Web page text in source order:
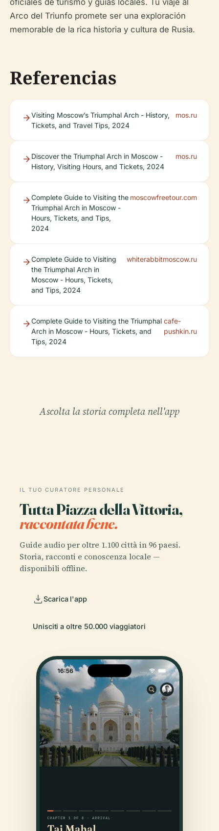
Arco del Triunfo promete ser una exploración
memorable de la rica historia y cultura de Rusia.
Referencias
Visiting Moscow’s Triumphal Arch - History,
Tickets, and Travel Tips, 2024
mos.ru
Discover the Triumphal Arch in Moscow -
History, Visiting Hours, and Tickets, 2024
mos.ru
Complete Guide to Visiting the
Triumphal Arch in Moscow -
Hours, Tickets, and Tips,
2024
moscowfreetour.com
Complete Guide to Visiting
the Triumphal Arch in
Moscow - Hours, Tickets,
and Tips, 2024
whiterabbitmoscow.ru
Complete Guide to Visiting the Triumphal
Arch in Moscow - Hours, Tickets, and
Tips, 2024
cafe-
pushkin.ru
Ascolta la storia completa nell'app
IL TUO CURATORE PERSONALE
Tutta Piazza della Vittoria,
raccontata bene.
Guide audio per oltre 1.100 città in 96 paesi.
Storia, racconti e conoscenza locale —
disponibili offline.
Scarica l'app
Unisciti a oltre 50.000 viaggiatori